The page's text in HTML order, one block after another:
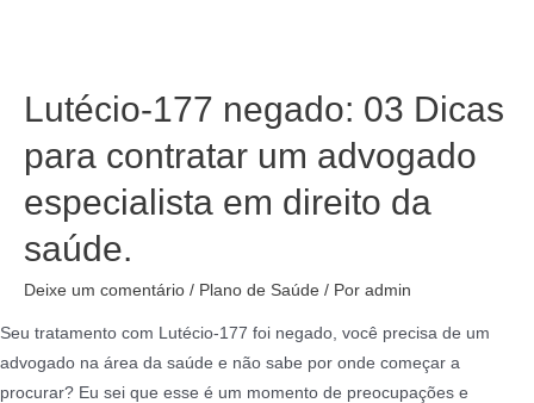
Lutécio-177 negado: 03 Dicas
para contratar um advogado
especialista em direito da
saúde.
Deixe um comentário / Plano de Saúde / Por admin
Seu tratamento com Lutécio-177 foi negado, você precisa de um
advogado na área da saúde e não sabe por onde começar a
procurar? Eu sei que esse é um momento de preocupações e